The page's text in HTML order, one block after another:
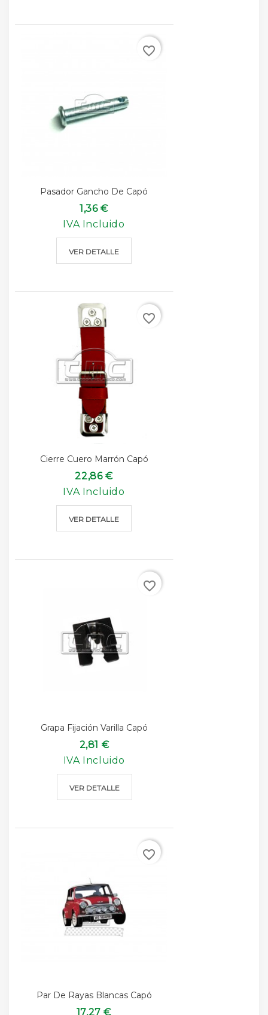
Pasador Gancho De Capó
1,36 €
IVA Incluido
VER DETALLE
favorite_border
Cierre Cuero Marrón Capó
22,86 €
IVA Incluido
VER DETALLE
favorite_border
Grapa Fijación Varilla Capó
2,81 €
IVA Incluido
VER DETALLE
favorite_border
Par De Rayas Blancas Capó
17,27 €
favorite_border